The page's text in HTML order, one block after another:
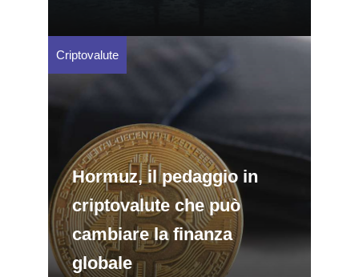
Criptovalute
Hormuz, il pedaggio in
criptovalute che può
cambiare la finanza
globale